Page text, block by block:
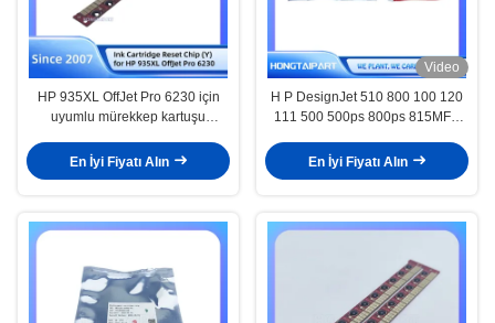
HP 935XL OffJet Pro 6230 için
uyumlu mürekkep kartuşu
En İyi Fiyatı Alın
Video
H P DesignJet 510 800 100 120
111 500 500ps 800ps 815MFP
50PS 30 için Çip Dekoder
Değiştirme
En İyi Fiyatı Alın